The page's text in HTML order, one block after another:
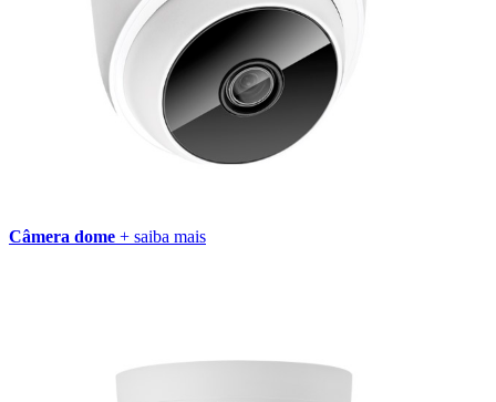
Câmera dome + saiba mais